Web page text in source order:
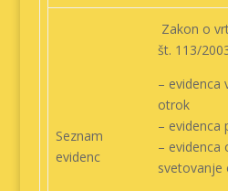
Seznam
evidenc
Zakon o
št. 113/
– evidenca
otrok
– evidenca
– evidenca
svetovanje